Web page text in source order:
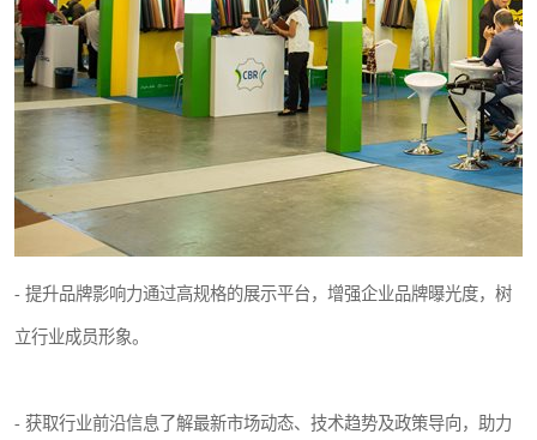
- 提升品牌影响力通过高规格的展示平台，增强企业品牌曝光度，树
立行业成员形象。
- 获取行业前沿信息了解最新市场动态、技术趋势及政策导向，助力